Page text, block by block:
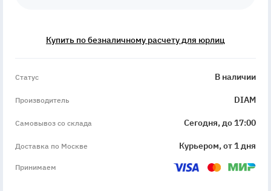
Купить по безналичному расчету для юрлиц
Статус В наличии
Производитель DIAM
Самовывоз со склада Сегодня, до 17:00
Доставка по Москве Курьером, от 1 дня
Принимаем